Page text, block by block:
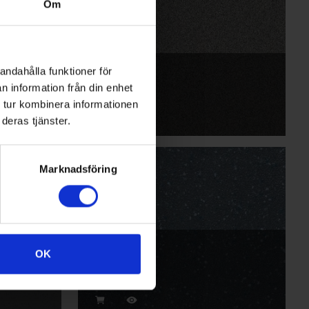
Om
funktioner för
information från din enhet
kombinera informationen
tjänster.
Marknadsföring
OK
Anchor
AQI2013